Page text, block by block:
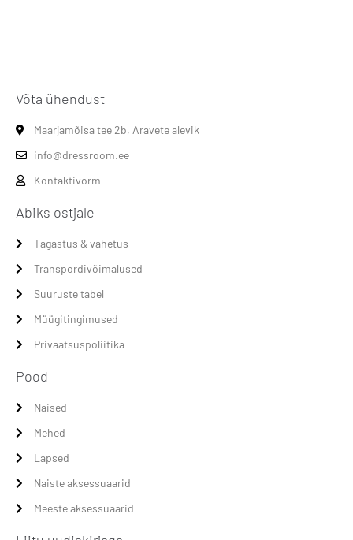
Võta ühendust
Maarjamõisa tee 2b, Aravete alevik
info@dressroom.ee
Kontaktivorm
Abiks ostjale
Tagastus & vahetus
Transpordivõimalused
Suuruste tabel
Müügitingimused
Privaatsuspoliitika
Pood
Naised
Mehed
Lapsed
Naiste aksessuaarid
Meeste aksessuaarid